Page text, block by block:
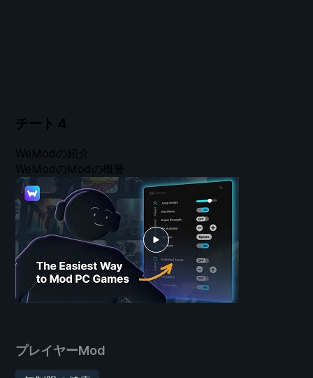
チート 4
プレイヤーMod
WeModの紹介
WeModのModの概要